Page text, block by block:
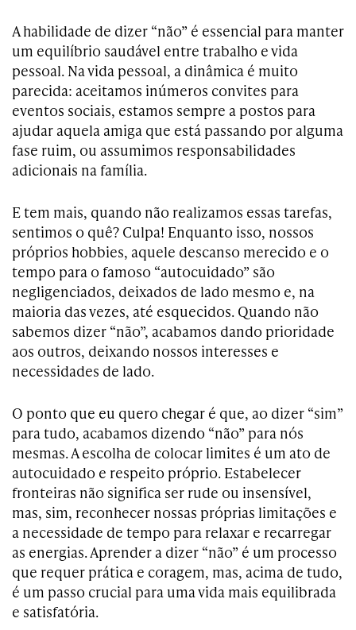
A habilidade de dizer “não” é essencial para manter
um equilíbrio saudável entre trabalho e vida
pessoal. Na vida pessoal, a dinâmica é muito
parecida: aceitamos inúmeros convites para
eventos sociais, estamos sempre a postos para
ajudar aquela amiga que está passando por alguma
fase ruim, ou assumimos responsabilidades
adicionais na família.
E tem mais, quando não realizamos essas tarefas,
sentimos o quê? Culpa! Enquanto isso, nossos
próprios hobbies, aquele descanso merecido e o
tempo para o famoso “autocuidado” são
negligenciados, deixados de lado mesmo e, na
maioria das vezes, até esquecidos. Quando não
sabemos dizer “não”, acabamos dando prioridade
aos outros, deixando nossos interesses e
necessidades de lado.
O ponto que eu quero chegar é que, ao dizer “sim”
para tudo, acabamos dizendo “não” para nós
mesmas. A escolha de colocar limites é um ato de
autocuidado e respeito próprio. Estabelecer
fronteiras não significa ser rude ou insensível,
mas, sim, reconhecer nossas próprias limitações e
a necessidade de tempo para relaxar e recarregar
as energias. Aprender a dizer “não” é um processo
que requer prática e coragem, mas, acima de tudo,
é um passo crucial para uma vida mais equilibrada
e satisfatória.